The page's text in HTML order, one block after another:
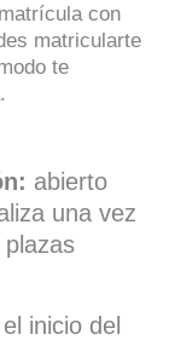
con
matricularte
te
abierto
una vez
el inicio del